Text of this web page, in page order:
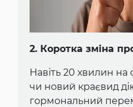
2. Коротка зміна
Навіть 20 хвилин на
чи новий краєвид
гормональний